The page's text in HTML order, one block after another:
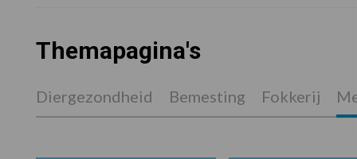
Themapagina's
Diergezondheid Bemesting Fokkerij